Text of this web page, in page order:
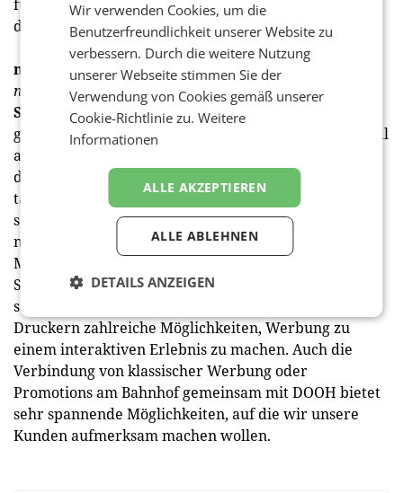
für Druck oder Montage und digitale Flächen sind
darüber hinaus auch kurzfristig einsetzbar.
medianet:Eine Frage zum Schluss: Wie sehen die
nächsten Ausbauschritte aus?
Seywald-Czihak:Wir bieten bereits heute 80
großformatige Screens auf 64 Bahnhöfen von Neusiedl
am See bis Rankweil und somit ein österreichweites
digitales Netz mit fast einer Million Bruttokontakten
täglich. Bis Ende des Jahres werden es 100 Screens
sein, um unser Netz noch dichter und attraktiver zu
machen. Für 2020 wollen wir die technischen
Möglichkeiten unserer Screens erweitern. Railscreen
Station ist nicht nur ein Netzwerk von Bildschirmen,
sondern bietet mit Kameras, Touchscreens und Bon-
Druckern zahlreiche Möglichkeiten, Werbung zu
einem interaktiven Erlebnis zu machen. Auch die
Verbindung von klassischer Werbung oder
Promotions am Bahnhof gemeinsam mit DOOH bietet
sehr spannende Möglichkeiten, auf die wir unsere
Kunden aufmerksam machen wollen.
Wir verwenden Cookies, um die
Benutzerfreundlichkeit unserer Website zu
verbessern. Durch die weitere Nutzung
unserer Webseite stimmen Sie der
Verwendung von Cookies gemäß unserer
Cookie-Richtlinie zu.Weitere
Informationen
ALLE AKZEPTIEREN
ALLE ABLEHNEN
DETAILS ANZEIGEN